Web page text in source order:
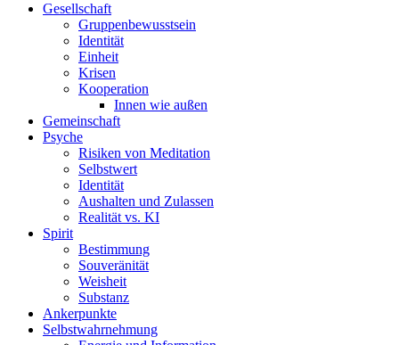
Gesellschaft
Gruppenbewusstsein
Identität
Einheit
Krisen
Kooperation
Innen wie außen
Gemeinschaft
Psyche
Risiken von Meditation
Selbstwert
Identität
Aushalten und Zulassen
Realität vs. KI
Spirit
Bestimmung
Souveränität
Weisheit
Substanz
Ankerpunkte
Selbstwahrnehmung